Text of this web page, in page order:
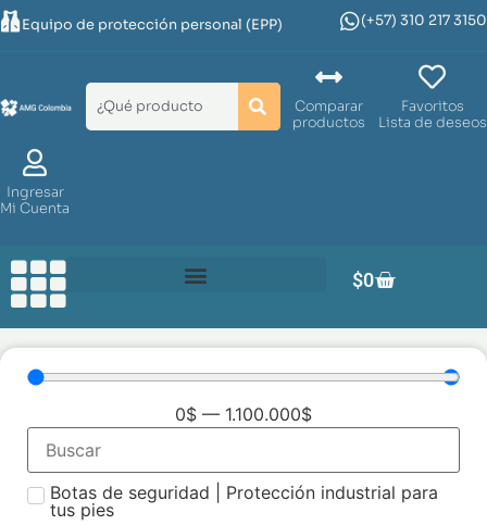
Equipo de protección personal (EPP) (+57) 310 217 3150
Comparar
productos
Favoritos
Lista de deseos
Ingresar
Mi Cuenta
$0
0$ — 1.100.000$
Botas de seguridad | Protección industrial para
tus pies